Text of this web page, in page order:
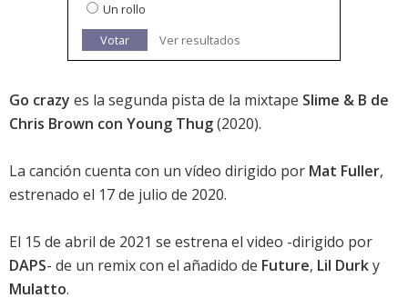
Un rollo
Votar
Ver resultados
Go crazy es la segunda pista de la mixtape Slime & B de
Chris Brown con Young Thug(2020).
La canción cuenta con un vídeo dirigido por Mat Fuller,
estrenado el 17 de julio de 2020.
El 15 de abril de 2021 se estrena el video -dirigido por
DAPS- de un remix con el añadido de Future, Lil Durky
Mulatto.